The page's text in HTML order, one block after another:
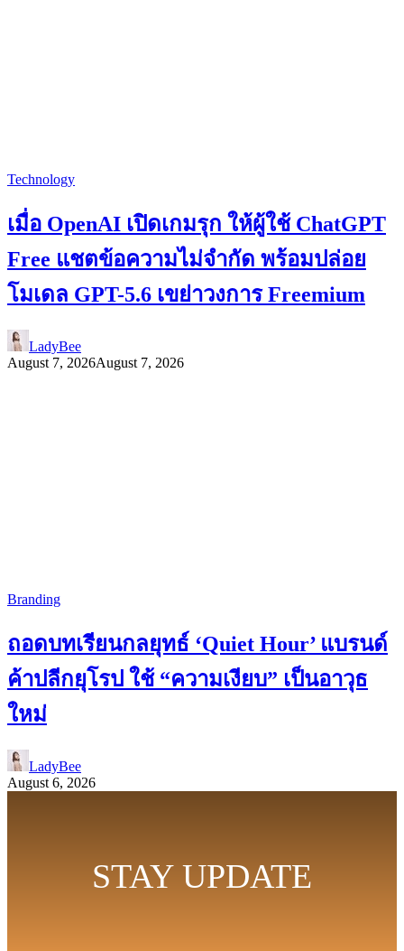
Technology
เมื่อ OpenAI เปิดเกมรุก ให้ผู้ใช้ ChatGPT
Free แชตข้อความไม่จำกัด พร้อมปล่อย
โมเดล GPT-5.6 เขย่าวงการ Freemium
LadyBee
August 7, 2026August 7, 2026
Branding
ถอดบทเรียนกลยุทธ์ ‘Quiet Hour’ แบรนด์
ค้าปลีกยุโรป ใช้ “ความเงียบ” เป็นอาวุธ
ใหม่
LadyBee
August 6, 2026
STAY UPDATE